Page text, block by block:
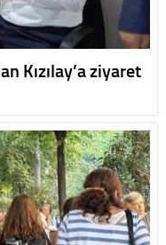
Kızılay’a ziyaret